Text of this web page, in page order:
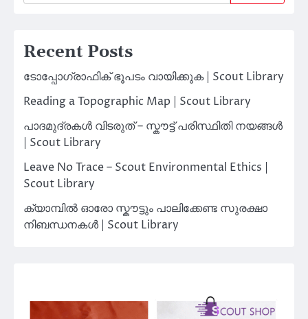
Recent Posts
ടോപ്പോഗ്രാഫിക് ഭൂപടം വായിക്കുക | Scout Library
Reading a Topographic Map | Scout Library
പാദമുദ്രകൾ വിടരുത് – സ്കൗട്ട് പരിസ്ഥിതി നയങ്ങൾ
| Scout Library
Leave No Trace – Scout Environmental Ethics |
Scout Library
ക്യാമ്പിൽ ഓരോ സ്കൗട്ടും പാലിക്കേണ്ട സുരക്ഷാ
നിബന്ധനകൾ | Scout Library